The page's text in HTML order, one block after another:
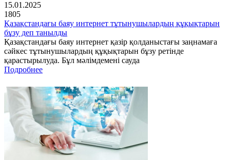
15.01.2025
1805
Қазақстандағы баяу интернет тұтынушылардың құқықтарын
бұзу деп танылды
Қазақстандағы баяу интернет қазір қолданыстағы заңнамаға
сәйкес тұтынушылардың құқықтарын бұзу ретінде
қарастырылуда. Бұл мәлімдемені сауда
Подробнее